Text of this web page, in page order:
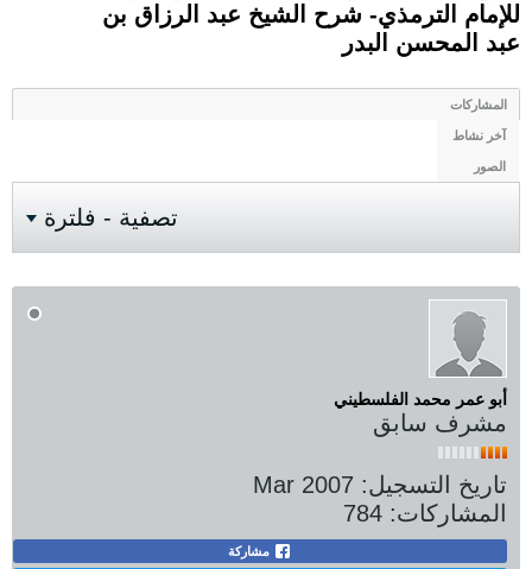
للإمام الترمذي- شرح الشيخ عبد الرزاق بن
عبد المحسن البدر
المشاركات
آخر نشاط
الصور
تصفية - فلترة
أبو عمر محمد الفلسطيني
مشرف سابق
تاريخ التسجيل: Mar 2007
المشاركات: 784
مشاركة